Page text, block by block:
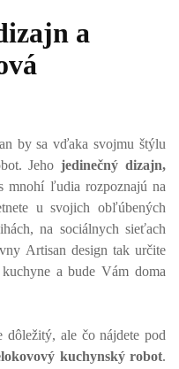
a
by sa vďaka svojmu štýlu
Jeho jedinečný dizajn,
mnohí ľudia rozpoznajú na
u svojich obľúbených
na sociálnych sieťach
Artisan design tak určite
a bude Vám doma
ale čo nájdete pod
kuchynský robot.